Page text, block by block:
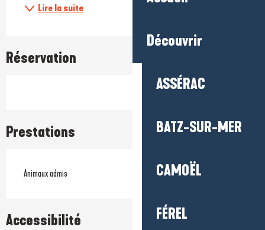
Découvrir
ASSÉRAC
BATZ-SUR-MER
CAMOËL
FÉREL
Lire la suite
Réservation
Prestations
Animaux admis
Accessibilité